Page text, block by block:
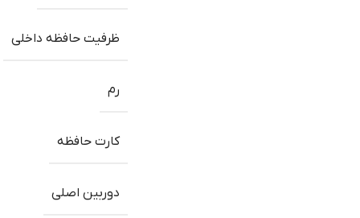
ظرفیت حافظه داخلی
رم
کارت حافظه
دوربین اصلی